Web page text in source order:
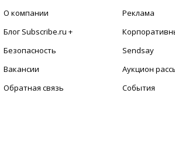
О компании
Блог Subscribe.ru +
Безопасность
Вакансии
Обратная связь
Реклама
Sendsay
Аукцион
События